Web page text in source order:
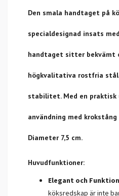
Den smala handtaget på
specialdesignad insats
handtaget sitter bekvämt
högkvalitativa rostfria
stabilitet. Med en praktisk
användning med
Diameter 7,5 cm.
Huvudfunktioner:
Elegant och
köksredskap är inte